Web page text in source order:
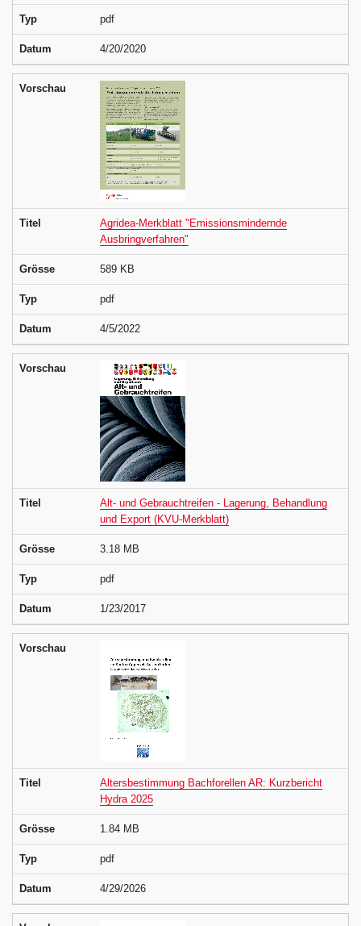
Typ pdf
Datum 4/20/2020
Vorschau
Titel
Agridea-Merkblatt "Emissionsmindernde
Ausbringverfahren"
Grösse 589 KB
Typ pdf
Datum 4/5/2022
Vorschau
Titel
Alt- und Gebrauchtreifen - Lagerung, Behandlung
und Export (KVU-Merkblatt)
Grösse 3.18 MB
Typ pdf
Datum 1/23/2017
Vorschau
Titel
Altersbestimmung Bachforellen AR: Kurzbericht
Hydra 2025
Grösse 1.84 MB
Typ pdf
Datum 4/29/2026